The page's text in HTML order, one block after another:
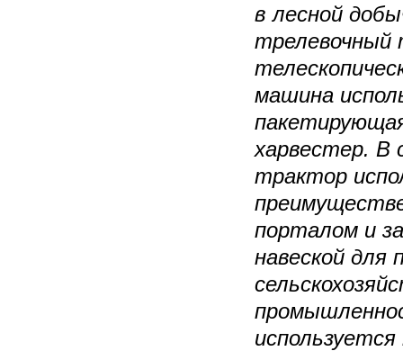
в лесной
трелевочный
машина
харвестер. В
трактор
порталом и
навеской для
используется